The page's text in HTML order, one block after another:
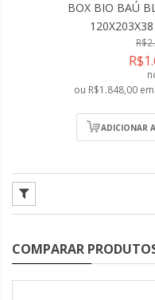
BOX BIO BAÚ
ou R$1.848,00
ADICIONAR
COMPARAR